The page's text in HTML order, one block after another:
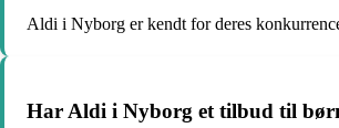
Aldi i Nyborg er kendt for deres
Har Aldi i Nyborg et tilbud til